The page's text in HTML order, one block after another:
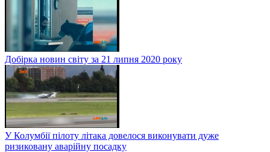
Добірка новин світу за 21 липня 2020 року
У Колумбії пілоту літака довелося виконувати дуже
ризиковану аварійну посадку